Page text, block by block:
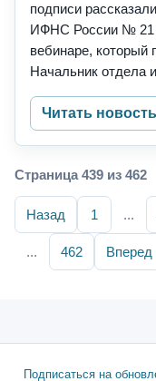
подписи
ИФНС России № 21
вебинаре,
Начальник отдела
Читать новость
Страница 439 из 462
Назад 1 ...
... 462 Вперед
Подписаться на